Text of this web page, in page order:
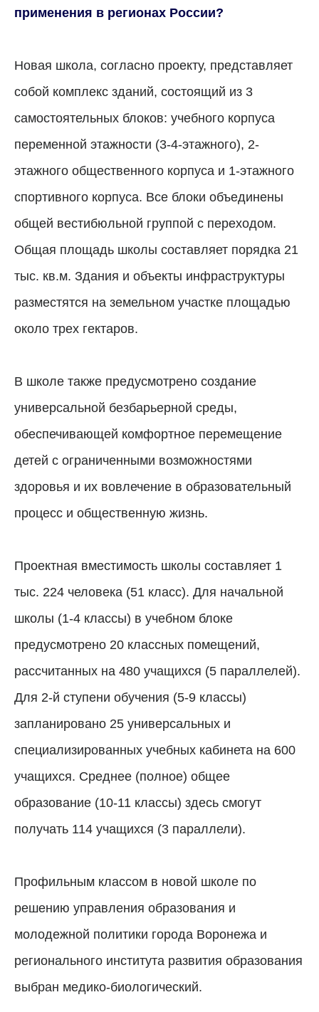
применения в регионах России?
Новая школа, согласно проекту, представляет
собой комплекс зданий, состоящий из 3
самостоятельных блоков: учебного корпуса
переменной этажности (3-4-этажного), 2-
этажного общественного корпуса и 1-этажного
спортивного корпуса. Все блоки объединены
общей вестибюльной группой с переходом.
Общая площадь школы составляет порядка 21
тыс. кв.м. Здания и объекты инфраструктуры
разместятся на земельном участке площадью
около трех гектаров.
В школе также предусмотрено создание
универсальной безбарьерной среды,
обеспечивающей комфортное перемещение
детей с ограниченными возможностями
здоровья и их вовлечение в образовательный
процесс и общественную жизнь.
Проектная вместимость школы составляет 1
тыс. 224 человека (51 класс). Для начальной
школы (1-4 классы) в учебном блоке
предусмотрено 20 классных помещений,
рассчитанных на 480 учащихся (5 параллелей).
Для 2-й ступени обучения (5-9 классы)
запланировано 25 универсальных и
специализированных учебных кабинета на 600
учащихся. Среднее (полное) общее
образование (10-11 классы) здесь смогут
получать 114 учащихся (3 параллели).
Профильным классом в новой школе по
решению управления образования и
молодежной политики города Воронежа и
регионального института развития образования
выбран медико-биологический.